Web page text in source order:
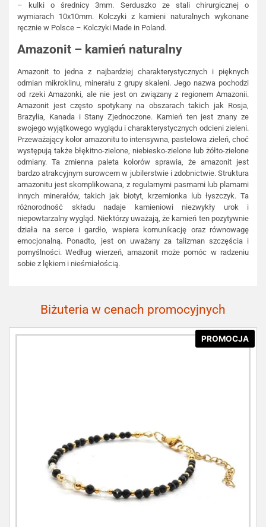
– kulki o średnicy 3mm. Serduszko ze stali chirurgicznej o
wymiarach 10x10mm. Kolczyki z kamieni naturalnych wykonane
ręcznie w Polsce – Kolczyki Made in Poland.
Amazonit – kamień naturalny
Amazonit to jedna z najbardziej charakterystycznych i pięknych
odmian mikroklinu, minerału z grupy skaleni. Jego nazwa pochodzi
od rzeki Amazonki, ale nie jest on związany z regionem Amazonii.
Amazonit jest często spotykany na obszarach takich jak Rosja,
Brazylia, Kanada i Stany Zjednoczone. Kamień ten jest znany ze
swojego wyjątkowego wyglądu i charakterystycznych odcieni zieleni.
Przeważający kolor amazonitu to intensywna, pastelowa zieleń, choć
występują także błękitno-zielone, niebiesko-zielone lub żółto-zielone
odmiany. Ta zmienna paleta kolorów sprawia, że amazonit jest
bardzo atrakcyjnym surowcem w jubilerstwie i zdobnictwie. Struktura
amazonitu jest skomplikowana, z regularnymi pasmami lub plamami
innych minerałów, takich jak biotyt, krzemionka lub łyszczyk. Ta
różnorodność składu nadaje kamieniowi niezwykły urok i
niepowtarzalny wygląd. Niektórzy uważają, że kamień ten pozytywnie
działa na serce i gardło, wspiera komunikację oraz równowagę
emocjonalną. Ponadto, jest on uważany za talizman szczęścia i
pomyślności. Według wierzeń, amazonit może pomóc w radzeniu
sobie z lękiem i nieśmiałością.
Biżuteria w cenach promocyjnych
PROMOCJA